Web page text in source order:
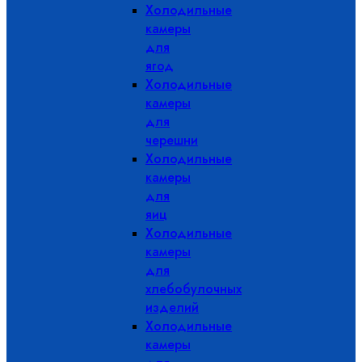
Холодильные
камеры
для
ягод
Холодильные
камеры
для
черешни
Холодильные
камеры
для
яиц
Холодильные
камеры
для
хлебобулочных
изделий
Холодильные
камеры